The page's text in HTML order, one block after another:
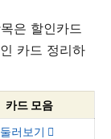
은 할인카드
카드 정리하
카드 모음
둘러보기